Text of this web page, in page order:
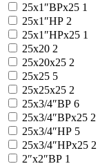
25x1″ВРx25 1
25x1″НР 2
25x1″НРx25 1
25x20 2
25x20x25 2
25x25 5
25x25x25 2
25x3/4″ВР 6
25x3/4″ВРx25 2
25x3/4″НР 5
25x3/4″НРx25 2
2″x2″ВР 1